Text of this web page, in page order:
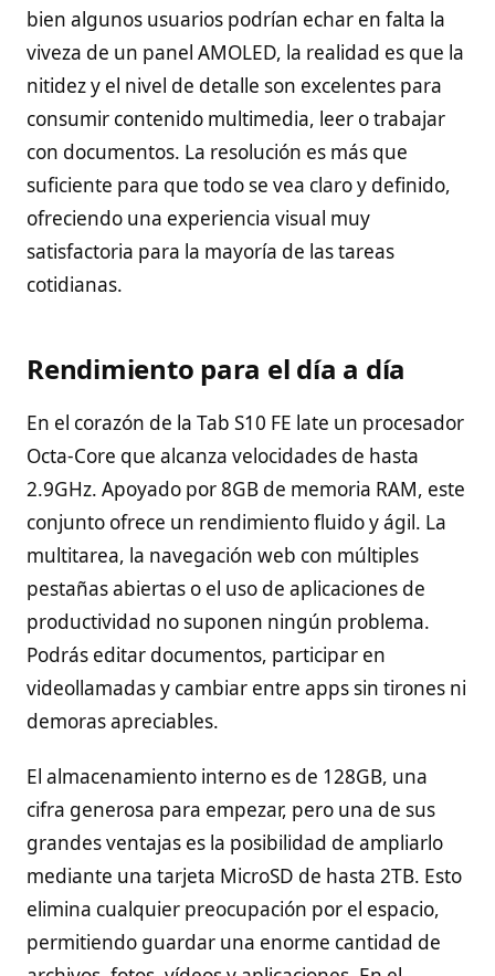
bien algunos usuarios podrían echar en falta la
viveza de un panel AMOLED, la realidad es que la
nitidez y el nivel de detalle son excelentes para
consumir contenido multimedia, leer o trabajar
con documentos. La resolución es más que
suficiente para que todo se vea claro y definido,
ofreciendo una experiencia visual muy
satisfactoria para la mayoría de las tareas
cotidianas.
Rendimiento para el día a día
En el corazón de la Tab S10 FE late un procesador
Octa-Core que alcanza velocidades de hasta
2.9GHz. Apoyado por 8GB de memoria RAM, este
conjunto ofrece un rendimiento fluido y ágil. La
multitarea, la navegación web con múltiples
pestañas abiertas o el uso de aplicaciones de
productividad no suponen ningún problema.
Podrás editar documentos, participar en
videollamadas y cambiar entre apps sin tirones ni
demoras apreciables.
El almacenamiento interno es de 128GB, una
cifra generosa para empezar, pero una de sus
grandes ventajas es la posibilidad de ampliarlo
mediante una tarjeta MicroSD de hasta 2TB. Esto
elimina cualquier preocupación por el espacio,
permitiendo guardar una enorme cantidad de